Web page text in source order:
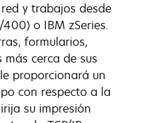
y trabajos desde
o IBM zSeries.
formularios,
cerca de sus
proporcionará un
con respecto a la
su impresión